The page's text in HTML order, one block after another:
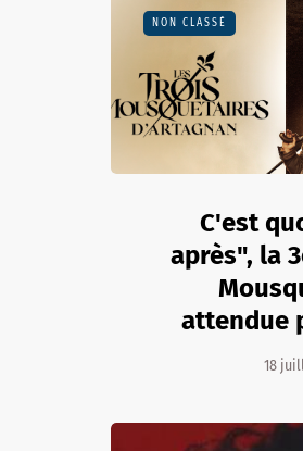
NON CLASSÉ
C'est
après", la
attendue
18